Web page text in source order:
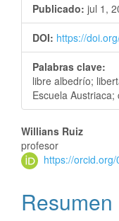
Publicado: jul 1,
DOI: https://
Palabras clave:
libre albedrío;
Escuela
Willians Ruiz
profesor
https://
Resumen